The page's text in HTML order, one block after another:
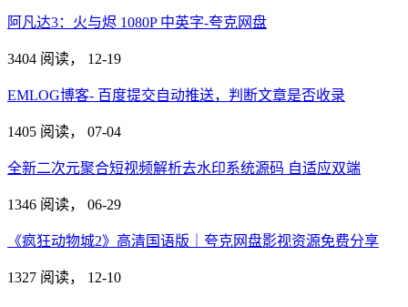
阿凡达3：火与烬 1080P 中英字-夸克网盘
3404 阅读， 12-19
EMLOG博客- 百度提交自动推送，判断文章是否收录
1405 阅读， 07-04
全新二次元聚合短视频解析去水印系统源码 自适应双端
1346 阅读， 06-29
《疯狂动物城2》高清国语版｜夸克网盘影视资源免费分享
1327 阅读， 12-10